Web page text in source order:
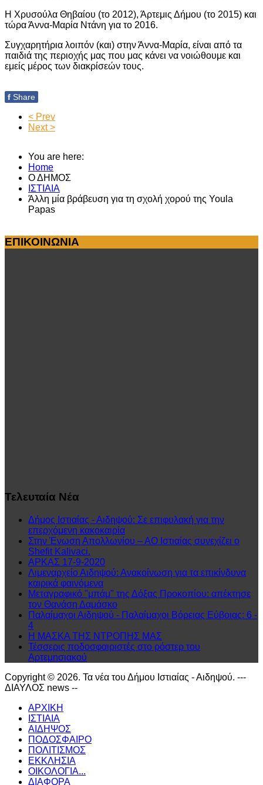
Η Χρυσούλα Θηβαίου (το 2012), Άρτεμις Δήμου (το 2015) και
τώρα Άννα-Μαρία Ντάνη για το 2016.
Συγχαρητήρια λοιπόν (και) στην Άννα-Μαρία, είναι από τα
παιδιά της περιοχής μας που μας κάνει να νοιώθουμε και
εμείς μέρος των διακρίσεών τους.
f Share
< Prev
Next >
You are here:
Home
Ο ΔΗΜΟΣ
ΙΣΤΙΑΙΑ
Άλλη μία βράβευση για τη σχολή χορού της Youla
Papas
ΕΠΙΚΟΙΝΩΝΙΑ
Τελευταία Νέα
Δήμος Ιστιαίας - Αιδηψού: Σε επιφυλακή για την
επερχόμενη κακοκαιρία
Στην Ένωση Απολλωνίου – ΑΟ Ιστιαίας συνεχίζει ο
Shefit Kalivaci.
ΑΡΚΑΣ 17-9-2020
Λιμεναρχείο Αιδηψού: Ανακοίνωση για τα επικίνδυνα
καιρικά φαινόμενα
Μεταγραφικό "μπάμ" της Δόξας Προκοπίου: απέκτησε
τον Θανάση Δαμάσκο
Παλαίμαχοι Αιδηψού - Παλαίμαχοι Βόρειας Εύβοιας: 6 -
4
Η ΜΑΣΚΑ ΤΗΣ ΝΤΡΟΠΗΣ ΜΑΣ
Τέσσερις ποδοσφαιριστές στο ρόστερ του
Αρτεμησιακού
Copyright © 2026. Τα νέα του Δήμου Ιστιαίας - Αιδηψού. ---
ΔΙΑΥΛΟΣ news --
ΑΡΧΙΚΗ
ΙΣΤΙΑΙΑ
ΑΙΔΗΨΟΣ
ΠΟΔΟΣΦΑΙΡΟ
ΠΟΛΙΤΙΣΜΟΣ
ΕΚΚΛΗΣΙΑ
ΟΙΚΟΛΟΓΙΑ...
ΔΙΑΦΟΡΑ